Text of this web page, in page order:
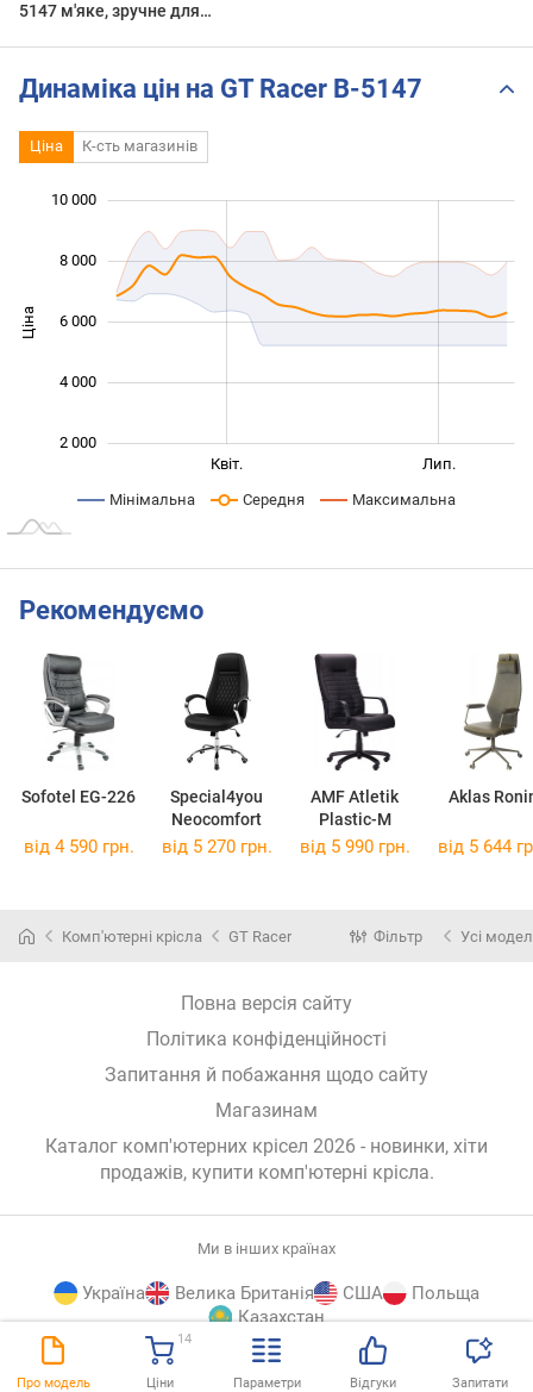
Про модель Ціни
14
Параметри Відгуки Запитати
5147 м'яке, зручне для
Динаміка цін на GT Racer B-5147
Ціна К-сть магазинів
Ціна 10 000
2 000
4 000
6 000
8 000
10 000
Лип.
Квіт.
Мінімальна Середня Максимальна
Рекомендуємо
Sofotel EG-226
Special4you
Neocomfort
AMF Atletik
Plastic-M
Aklas
від 4 590 грн. від 5 270 грн. від 5 990 грн. від 5 644
Комп'ютерні крісла GT Racer Фільтр Усі
Повна версія сайту
Політика конфіденційності
Запитання й побажання щодо сайту
Магазинам
Каталог комп'ютерних крісел 2026 - новинки, хіти
продажів, купити комп'ютерні крісла.
Ми в інших країнах
Україна Велика Британія США
Польща
Казахстан
© E-Katalog, 2026 ВГОРУ